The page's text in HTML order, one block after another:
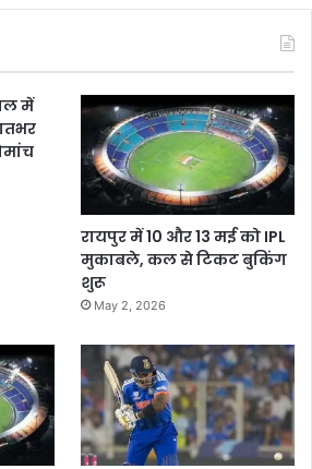
में
रायपुर में 10 और 13 मई को IPL
मुकाबले, कल से टिकट बुकिंग
शुरू
May 2, 2026